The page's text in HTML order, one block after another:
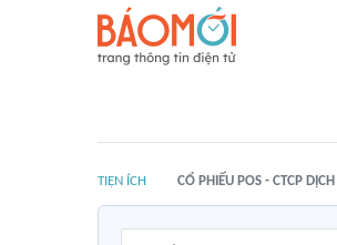
TIỆN ÍCH CỔ PHIẾU POS - CTCP